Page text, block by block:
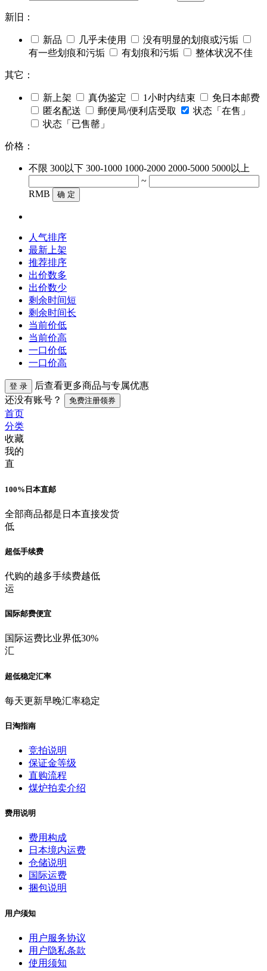
新旧：
新品 几乎未使用
没有明显的划痕或污垢
有一些划痕和污垢
有划痕和污垢 整体状况不佳
其它：
新上架 真伪鉴定 1小时内结束
免日本邮费
匿名配送
郵便局/便利店受取
状态「在售」
状态「已售罄」
价格：
不限 300以下 300-1000 1000-2000 2000-5000 5000以上
~
RMB
确 定
人气排序
最新上架
推荐排序
出价数多
出价数少
剩余时间短
剩余时间长
当前价低
当前价高
一口价低
一口价高
登 录
后查看更多商品与专属优惠
还没有账号？
免费注册领券
首页
分类
收藏
我的
直
100%日本直邮
全部商品都是日本直接发货
低
超低手续费
代购的越多手续费越低
运
国际邮费便宜
国际运费比业界低30%
汇
超低稳定汇率
每天更新早晚汇率稳定
日淘指南
竞拍说明
保证金等级
直购流程
煤炉拍卖介绍
费用说明
费用构成
日本境内运费
仓储说明
国际运费
捆包说明
用户须知
用户服务协议
用户隐私条款
使用须知